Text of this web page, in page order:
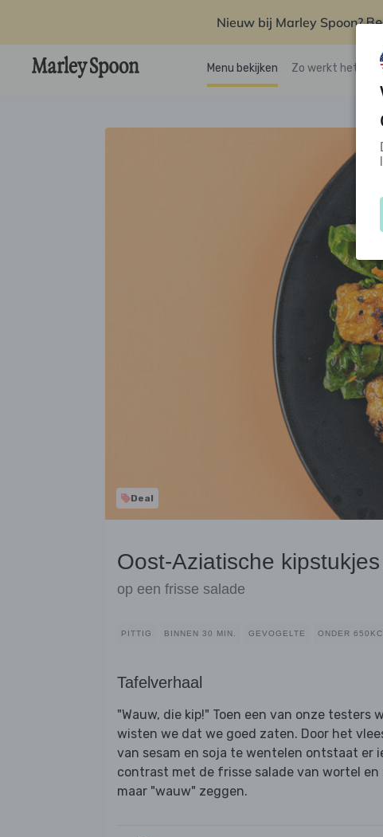
Nieuw bij Marley Spoon?
Menu bekijken Zo werkt het
Deal
Oost-Aziatische
op een frisse salade
PITTIG BINNEN 30 MIN. GEVOGELTE ONDER
Tafelverhaal
"Wauw, die kip!" Toen een van onze
wisten we dat we goed zaten. Door het
van sesam en soja te wentelen ontstaat er
contrast met de frisse salade van wortel en
maar "wauw" zeggen.